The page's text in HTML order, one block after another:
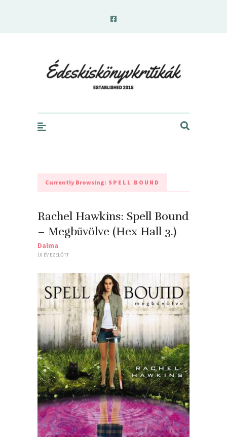
Currently Browsing: SPELL BOUND
Rachel Hawkins: Spell Bound
– Megbűvölve (Hex Hall 3.)
Dalma
10 ÉV EZELŐTT